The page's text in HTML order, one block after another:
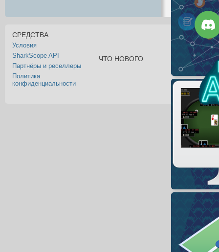
СРЕДСТВА
Условия
SharkScope API
Партнёры и реселлеры
Политика
конфиденциальности
ЧТО НОВОГО